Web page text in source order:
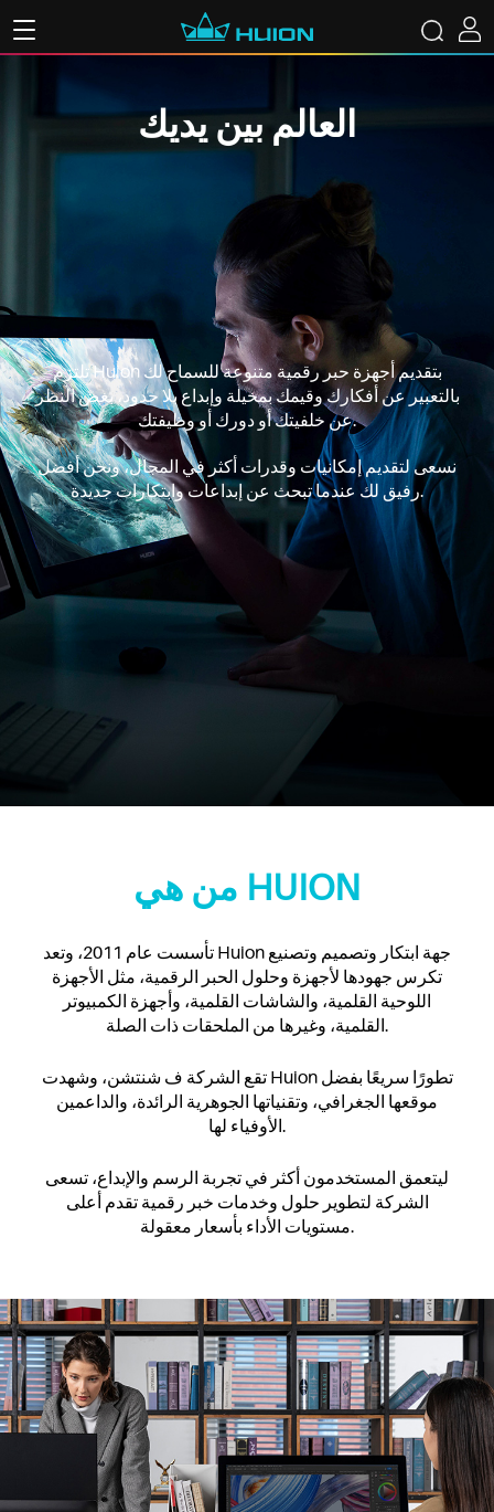
العالم بين يديك
تلتزم Huion بتقديم أجهزة حبر رقمية متنوعة للسماح لك
بالتعبير عن أفكارك وقيمك بمخيلة وإبداع بلا حدود، بغض النظر
عن خلفيتك أو دورك أو وظيفتك.
نسعى لتقديم إمكانيات وقدرات أكثر في المجال، ونحن أفضل
رفيق لك عندما تبحث عن إبداعات وابتكارات جديدة.
من هي HUION
تأسست عام 2011، وتعد Huion جهة ابتكار وتصميم وتصنيع
تكرس جهودها لأجهزة وحلول الحبر الرقمية، مثل الأجهزة
اللوحية القلمية، والشاشات القلمية، وأجهزة الكمبيوتر
القلمية، وغيرها من الملحقات ذات الصلة.
تقع الشركة ف شنتشن، وشهدت Huion تطورًا سريعًا بفضل
موقعها الجغرافي، وتقنياتها الجوهرية الرائدة، والداعمين
الأوفياء لها.
ليتعمق المستخدمون أكثر في تجربة الرسم والإبداع، تسعى
الشركة لتطوير حلول وخدمات خبر رقمية تقدم أعلى
مستويات الأداء بأسعار معقولة.